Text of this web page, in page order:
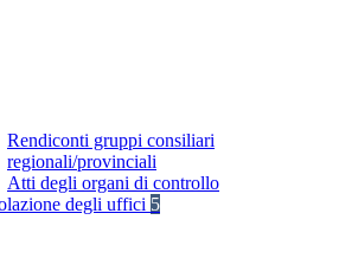
Rendiconti gruppi consiliari
regionali/provinciali
Atti degli organi di controllo
degli uffici 5